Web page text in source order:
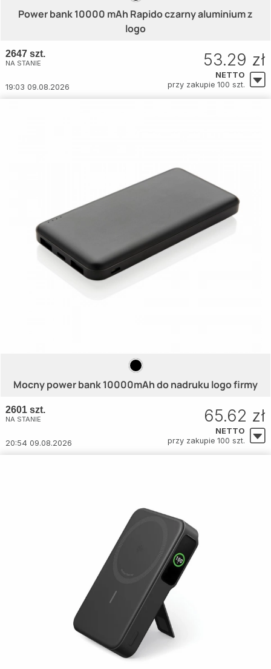
Power bank 10000 mAh Rapido czarny aluminium z
logo
2647 szt.
NA STANIE
19:03 09.08.2026
53.29 zł
NETTO
przy zakupie 100 szt.
Mocny power bank 10000mAh do nadruku logo firmy
2601 szt.
NA STANIE
20:54 09.08.2026
65.62 zł
NETTO
przy zakupie 100 szt.